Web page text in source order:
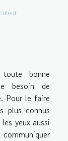
bonne
besoin de
Pour le faire
plus connus
yeux aussi